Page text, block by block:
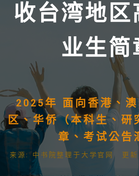
收台湾地区
业生简
2025年 面向香港、
区、华侨（本科生、研
章、考试公告
来源: 中书院整理于大学官网 更